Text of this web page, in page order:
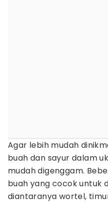
Agar lebih mudah
buah dan sayur dalam
mudah digenggam.
buah yang cocok untuk
diantaranya wortel,